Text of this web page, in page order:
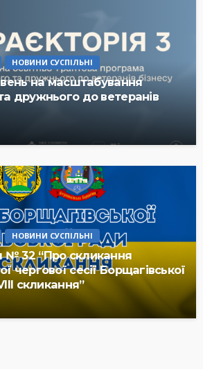
НОВИНИ СУСПІЛЬНІ
на масштабування
дружнього до ветеранів
НОВИНИ СУСПІЛЬНІ
№ 32 “Про скликання
чергової сесії Борщагівської
скликання”